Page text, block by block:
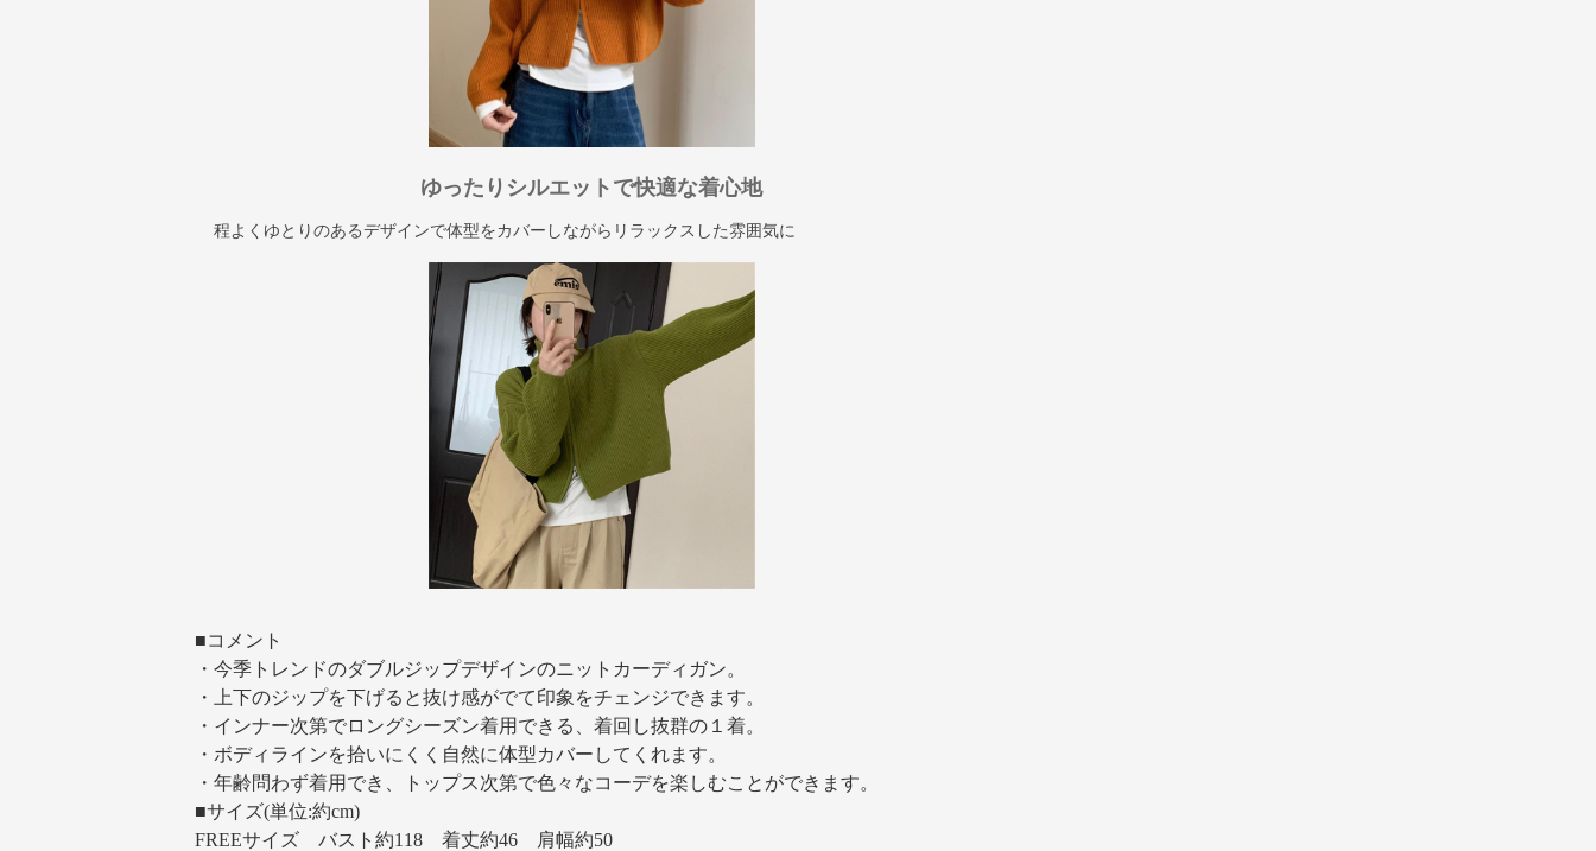
ゆったりシルエットで快適な着心地
程よくゆとりのあるデザインで体型をカバーしながらリラックスした雰囲気に
■コメント
・今季トレンドのダブルジップデザインのニットカーディガン。
・上下のジップを下げると抜け感がでて印象をチェンジできます。
・インナー次第でロングシーズン着用できる、着回し抜群の１着。
・ボディラインを拾いにくく自然に体型カバーしてくれます。
・年齢問わず着用でき、トップス次第で色々なコーデを楽しむことができます。
■サイズ(単位:約cm)
FREEサイズ バスト約118 着丈約46 肩幅約50